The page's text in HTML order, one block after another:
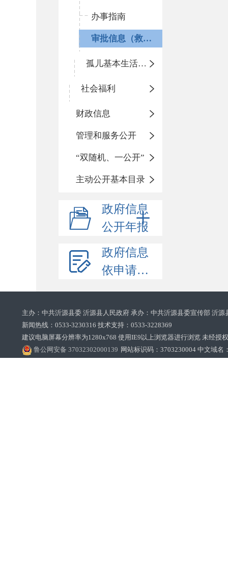
办事指南
审批信息（救助信息）
孤儿基本生活保障
社会福利
财政信息
管理和服务公开
“双随机、一公开”
主动公开基本目录
政府信息
公开年报
政府信息
依申请公开
主办：中共沂源县委 沂源县人民政府 承办：中共沂源县委宣传部 沂
新闻热线：0533-3230316 技术支持：0533-3228369‌‌
建议电脑屏幕分辨率为1280x768 使用IE9以上浏览器进行浏览 未经授
鲁公网安备 37032302000139 网站标识码：3703230004 中文域名